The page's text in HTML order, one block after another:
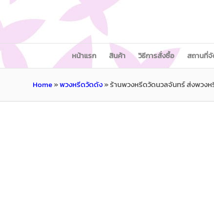
หน้าแรก สินค้า วิธีการสั่งซื้อ สถานที่
Home»พวงหรีดวัดดัง»ร้านพวงหรีดวัดนวลจันทร์ ส่งพวง